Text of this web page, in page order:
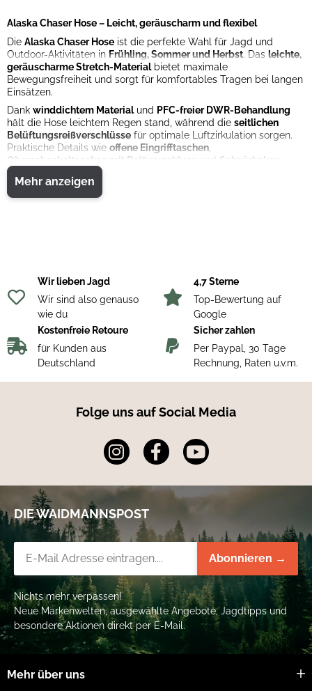
Alaska Chaser Hose – Leicht, geräuscharm und flexibel
Die Alaska Chaser Hose ist die perfekte Wahl für Jagd und
Outdoor-Aktivitäten in Frühling, Sommer und Herbst. Das leichte,
geräuscharme Stretch-Materialbietet maximale
Bewegungsfreiheit und sorgt für komfortables Tragen bei langen
Einsätzen.
Dank winddichtem Materialund PFC-freier DWR-Behandlung
hält die Hose leichtem Regen stand, während die seitlichen
Belüftungsreißverschlüsse für optimale Luftzirkulation sorgen.
Praktische Details wie offene Eingrifftaschen,
Oberschenkeltaschen mit Reißverschluss
Schnürhaken
bieten Stauraum für Ausrüstung und Zubehör, ohne die
Bewegungsfreiheit einzuschränken.
Schnürhaken für zusätzliche Befestigungsmöglichkeiten
Material: 57 % recyceltes Polyester, 43 % Polyester
kombiniert Komfort, Funktionalität und
Bewegungsfreiheit – ideal für aktive Outdoor- und Jagdeinsätze
bei mildem Wetter.
Mehr anzeigen
Wir lieben Jagd
Wir sind also genauso
wie du
4,7 Sterne
Top-Bewertung auf
Google
Kostenfreie Retoure
für Kunden aus
Deutschland
Sicher zahlen
Per Paypal, 30 Tage
Rechnung, Raten u.v.m.
Folge uns auf Social Media
DIE WAIDMANNSPOST
Abonnieren →
Nichts mehr verpassen!
Neue Markenwelten, ausgewählte Angebote, Jagdtipps und
besondere Aktionen direkt per E-Mail.
Mehr über uns